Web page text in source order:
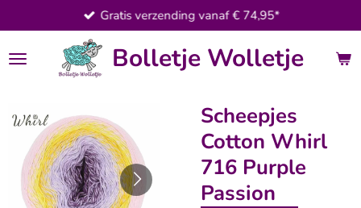
direct
naar
de
Bolletje Wolletje
Gratis verzending vanaf € 74,95*
Scheepjes
Cotton Whirl
716 Purple
Passion